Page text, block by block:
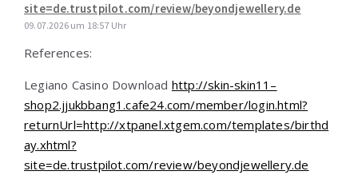
site=de.trustpilot.com/review/beyondjewellery.de
09.07.2026 um 18:57 Uhr
References:
Legiano Casino Download http://skin-skin11–
shop2.jjukbbang1.cafe24.com/member/login.html?
returnUrl=http://xtpanel.xtgem.com/templates/birthd
ay.xhtml?
site=de.trustpilot.com/review/beyondjewellery.de